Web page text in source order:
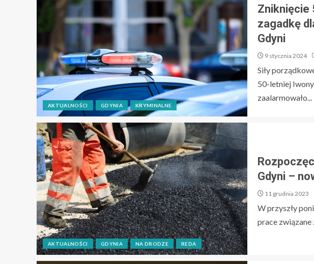
AKTUALNOŚCI GDYNIA KRYMINALNE
Zniknięcie
zagadkę
Gdyni
9 stycznia 2024
Siły
50-letniej
zaalarmowało...
AKTUALNOŚCI GDYNIA NA DRODZE REDA
Gdyni –
11 grudnia 2023
W przyszły
prace związane